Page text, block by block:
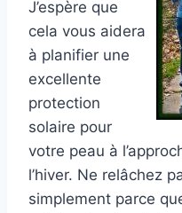
J’espère que
cela vous aidera
à planifier une
excellente
protection
solaire pour
votre peau à
l’hiver. Ne relâchez
simplement parce